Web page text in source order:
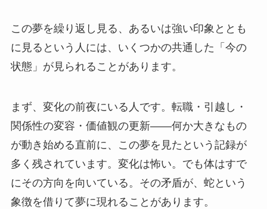
この夢を繰り返し見る、あるいは強い印象ととも
に見るという人には、いくつかの共通した「今の
状態」が見られることがあります。
まず、変化の前夜にいる人です。転職・引越し・
関係性の変容・価値観の更新——何か大きなもの
が動き始める直前に、この夢を見たという記録が
多く残されています。変化は怖い。でも体はすで
にその方向を向いている。その矛盾が、蛇という
象徴を借りて夢に現れることがあります。